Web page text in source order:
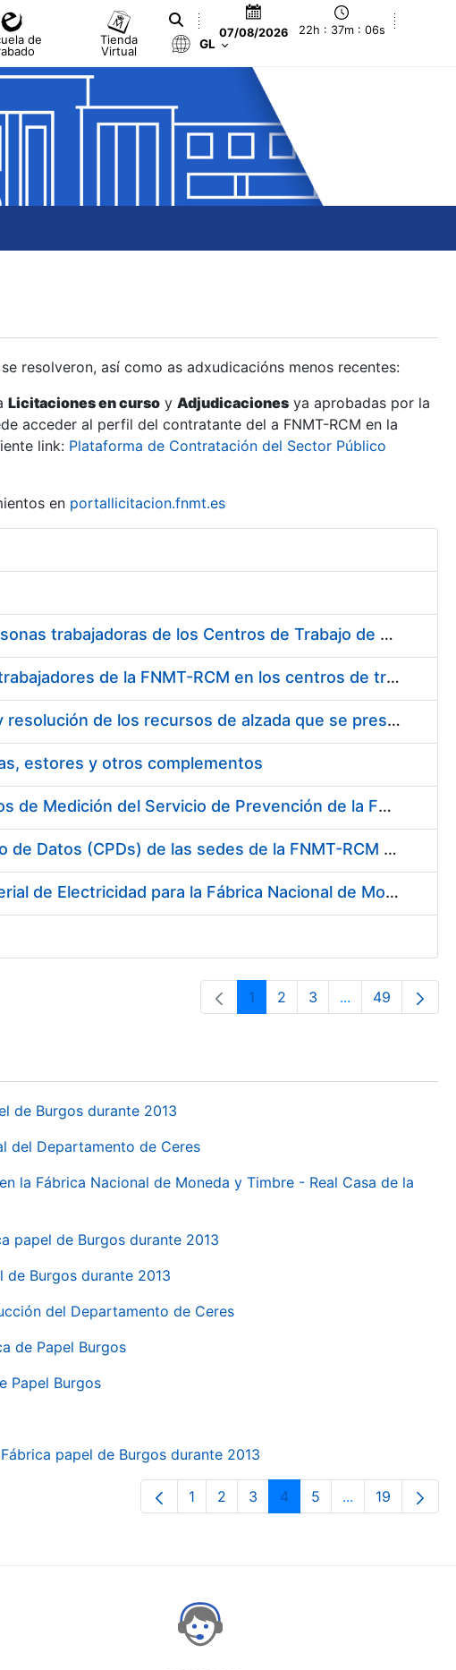
de
Tienda
Virtual
07/08/2026 22h : 37m : 07s
GL
resolveron, así como as adxudicacións menos recentes:
Licitaciones en curso y Adjudicaciones ya aprobadas por la
acceder al perfil del contratante del a FNMT-RCM en la
link: Plataforma de Contratación del Sector Público
en portallicitacion.fnmt.es
Suministro de Protectores Auditivos a medida para las personas trabajadoras de los Centros de Trabajo de Madrid y Burgos
Suministro de gafas graduadas antiproyecciones para los trabajadores de la FNMT-RCM en los centros de trabajo de Madrid y Burgos
Servicios de una empresa externa para el asesoramiento y resolución de los recursos de alzada que se presentan relacionados con procesos de selección para la FNMT-RCM
estores y otros complementos
Servicio de Calibración y Verificación Externa de los Equipos de Medición del Servicio de Prevención de la FNMT-RCM
Conexión mediante Fibra Óptica de los Centros de Proceso de Datos (CPDs) de las sedes de la FNMT-RCM de Burgos y Madrid
Contratación de acuerdo marco para el Suministro de Material de Electricidad para la Fábrica Nacional de Moneda y Timbre-Real Casa de la Moneda en su centro de trabajo de Burgos
Páxina
1 Páxina
2 Páxina
3 ...PáxinasPáxina
49
de Burgos durante 2013
del Departamento de Ceres
la Fábrica Nacional de Moneda y Timbre - Real Casa de la
papel de Burgos durante 2013
Burgos durante 2013
del Departamento de Ceres
de Papel Burgos
Papel Burgos
papel de Burgos durante 2013
Páxina
1 Páxina
2 Páxina
3 Páxina
4 Páxina
5 ...PáxinasPáxina
19